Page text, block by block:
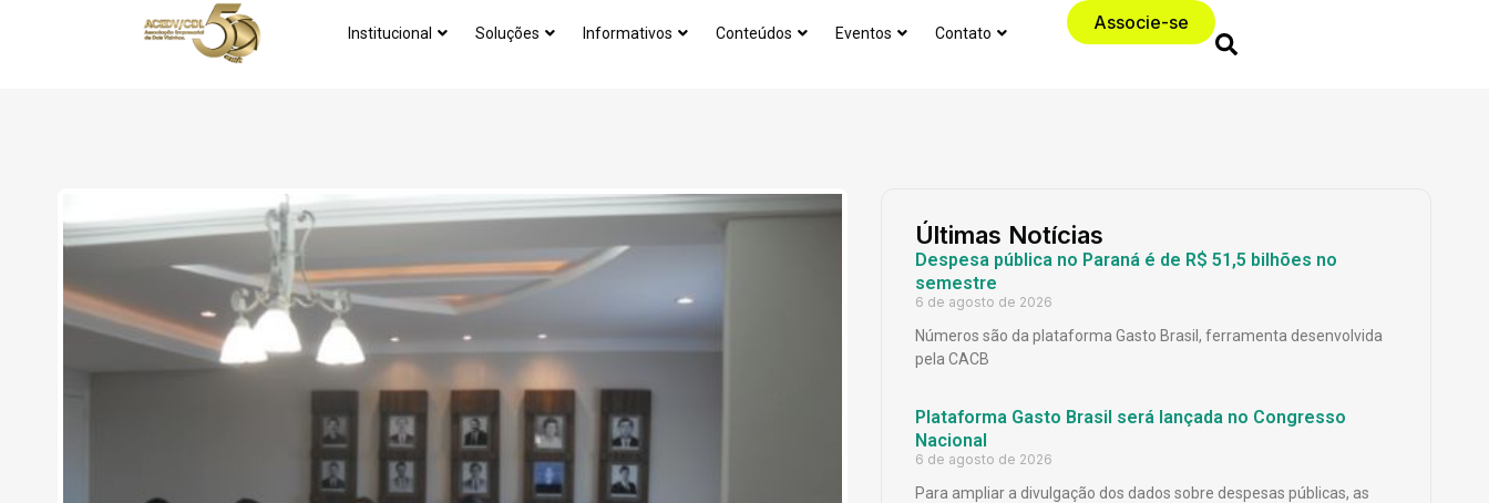
Institucional Soluções Informativos Conteúdos Eventos Contato Associe-se
Últimas Notícias
Despesa pública no Paraná é de R$ 51,5 bilhões no
semestre
6 de agosto de 2026
Números são da plataforma Gasto Brasil, ferramenta desenvolvida
pela CACB
Plataforma Gasto Brasil será lançada no Congresso
Nacional
6 de agosto de 2026
Para ampliar a divulgação dos dados sobre despesas públicas, as